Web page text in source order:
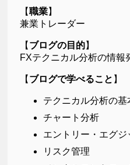
【職業】
兼業トレーダー
【 ブログの目的】
FXテクニカル分析の情報
【 ブログで学べること 】
テクニカル分析の基
チャート分析
エントリー・エグジ
リスク管理